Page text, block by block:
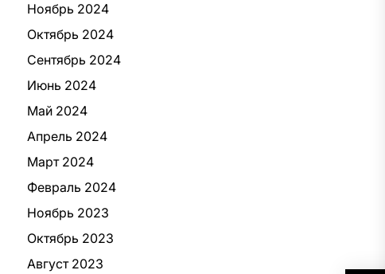
Ноябрь 2024
Октябрь 2024
Сентябрь 2024
Июнь 2024
Май 2024
Апрель 2024
Март 2024
Февраль 2024
Ноябрь 2023
Октябрь 2023
Август 2023